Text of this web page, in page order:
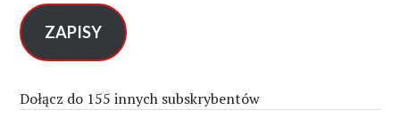
e
s
e
m
ZAPISY
Dołącz do 155 innych subskrybentów